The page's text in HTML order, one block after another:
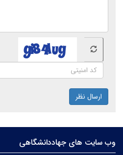
ارسال نظر
وب سایت های جهاددانشگاهی